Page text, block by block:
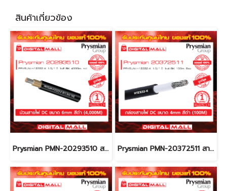
สินค้าเกี่ยวข้อง
Prysmian PMN-20293510 สายไฟ Solar (Solar Cable) Prysmian PMN-20372511 สายไฟ Solar (Solar Cable)